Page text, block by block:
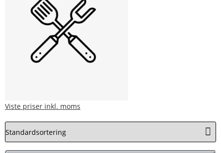
Viste priser inkl. moms